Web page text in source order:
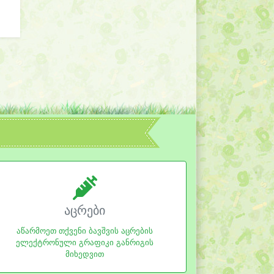
აცრები
აწარმოეთ თქვენი ბავშვის აცრების
ელექტრონული გრაფიკი განრიგის
მიხედვით